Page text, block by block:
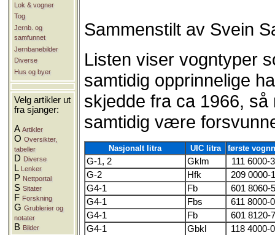
Lok & vogner
Tog
Jernb. og
samfunnet
Jernbanebilder
Diverse
Hus og byer
Velg artikler ut
fra sjanger:
AArtikler
OOversikter,
tabeller
D Diverse
L Lenker
P Nettportal
SSitater
F Forskning
GGrublerier og
notater
B Bilder
Sammenstilt av Svein
Listen viser vogntyper
samtidig opprinnelige
skjedde fra ca 1966,
samtidig være
Nasjonalt litra UIC litra første
G-1, 2 Gklm
111 6000-3
G-2
Hfk
209 0000-1
G4-1
Fb
601 8060-5
G4-1
Fbs
611 8000-0
G4-1
Fb
601 8120-7
G4-1
Gbkl
118 4000-0